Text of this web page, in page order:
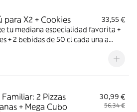
para X2 + Cookies
33,55 €
tu mediana especialidad favorita +
+ 2 bebidas de 50 cl cada una a
de naranja, Fuze tea o Aquarius de
Familiar: 2 Pizzas
+ Mega Cubo
30,99 €
56,34 €